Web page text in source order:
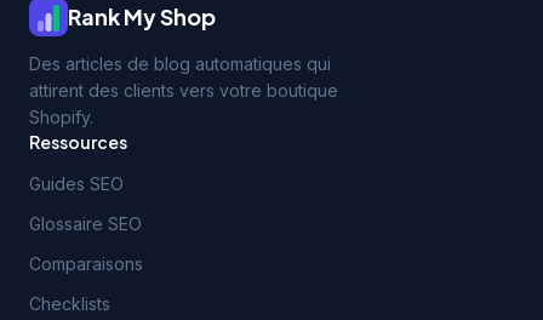
Rank My Shop
Des articles de blog automatiques qui
attirent des clients vers votre boutique
Shopify.
Ressources
Guides SEO
Glossaire SEO
Comparaisons
Checklists